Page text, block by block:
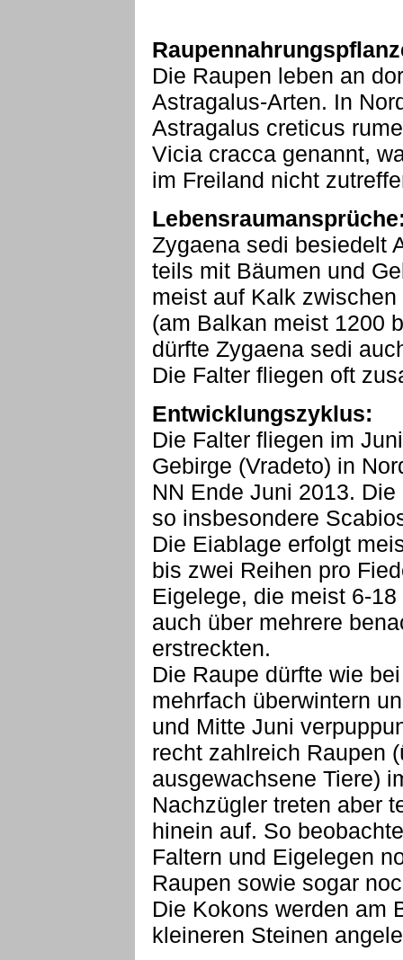
Die Raupen leben an
Astragalus-Arten. In
Astragalus creticus
Vicia cracca genannt,
im Freiland nicht
Zygaena sedi besiedelt
teils mit Bäumen und
meist auf Kalk
(am Balkan meist 1200
dürfte Zygaena sedi
Die Falter fliegen oft
Entwicklungszyklus:
Die Falter fliegen im
Gebirge (Vradeto) in
NN Ende Juni 2013.
so insbesondere
Die Eiablage erfolgt
bis zwei Reihen pro
Eigelege, die meist 6-
auch über mehrere
erstreckten.
Die Raupe dürfte wie
mehrfach überwintern
und Mitte Juni
recht zahlreich Raupen
ausgewachsene Tiere)
Nachzügler treten aber
hinein auf. So
Faltern und Eigelegen
Raupen sowie sogar
Die Kokons werden am
kleineren Steinen